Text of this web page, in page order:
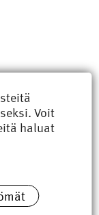
Voit
haluat